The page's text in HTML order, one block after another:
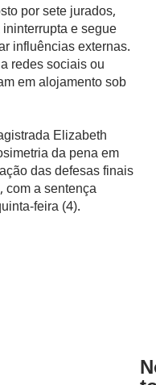
por sete jurados,
e segue
influências externas.
redes sociais ou
em alojamento sob
Elizabeth
da pena em
das defesas finais
com a sentença
feira (4).